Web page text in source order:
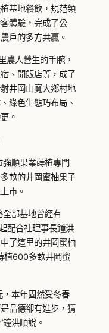
基地餐飲，規范領
體驗，完成了公
戶的多方共贏。
農人營生的手腕，
、開飯店等，成了
井岡山寬大鄉村地
綠色生態巧布局、
。
順果業蒔植專門
畝的井岡蜜柚果子
市。
部基地曾經有
配合社理事長鐘洪
了這里的井岡蜜柚
植600多畝井岡蜜
本年固然受冬春
品德卻有進步，猜
洪順說。